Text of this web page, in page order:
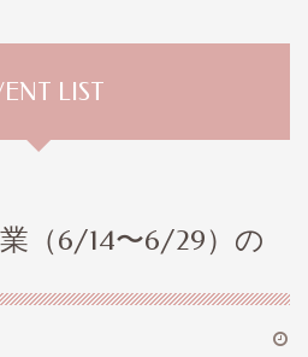
LIST
業（6/14〜6/29）の